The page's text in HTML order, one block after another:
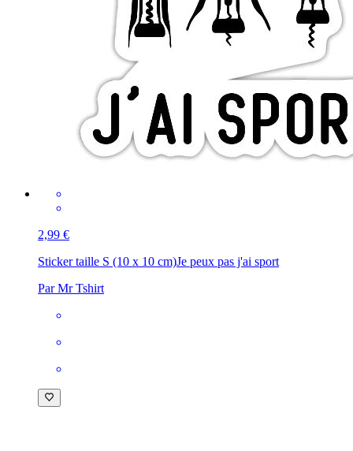
2,99 €
Sticker taille S (10 x 10 cm)Je peux pas j'ai sport
Par Mr Tshirt